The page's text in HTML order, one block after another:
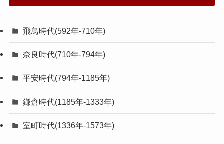
飛鳥時代(592年-710年)
奈良時代(710年-794年)
平安時代(794年-1185年)
鎌倉時代(1185年-1333年)
室町時代(1336年-1573年)